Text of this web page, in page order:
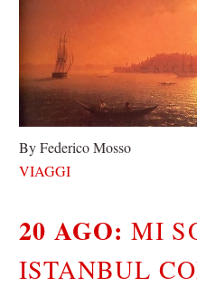
By Federico Mosso
VIAGGI
20 AGO:MI
ISTANBUL